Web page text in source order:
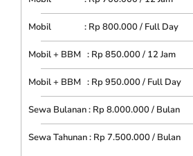
Mobil : Rp 800.000 / Full Day
Mobil + BBM : Rp 850.000 / 12 Jam
Mobil + BBM : Rp 950.000 / Full Day
Sewa Bulanan : Rp 8.000.000 / Bulan
Sewa Tahunan : Rp 7.500.000 / Bulan